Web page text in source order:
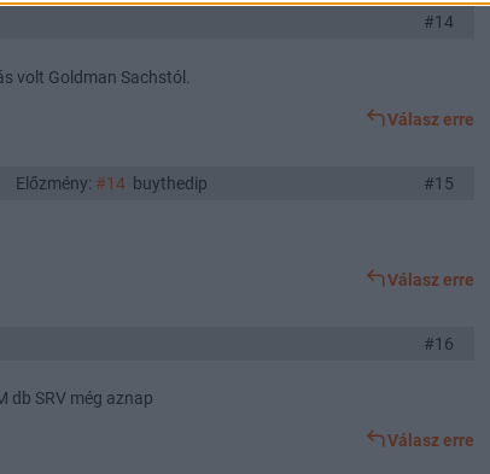
#14
volt Goldman Sachstól.
Válasz erre
Előzmény: #14buythedip #15
Válasz erre
#16
db SRV még aznap
Válasz erre